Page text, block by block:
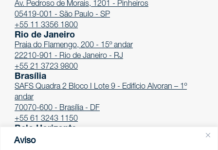
Aviso
Av. Pedroso de Morais, 1201 - Pinheiros
05419-001 - São Paulo - SP
+55 11 3356 1800
Rio de Janeiro
Praia do Flamengo, 200 - 15º andar
22210-901 - Rio de Janeiro - RJ
+55 21 3723 9800
Brasília
SAFS Quadra 2 Bloco I Lote 9 - Edifício Alvoran – 1º
andar
70070-600 - Brasília - DF
+55 61 3243 1150
Belo Horizonte
Av. Afonso Pena, 4.100 - 12º andar